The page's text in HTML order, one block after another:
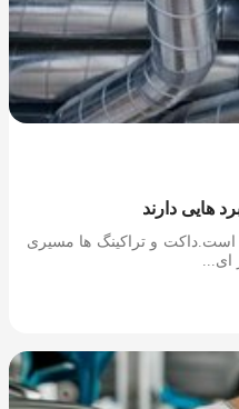
هایی دارند
است.داکت و تراکینگ ها مسیری
ای...